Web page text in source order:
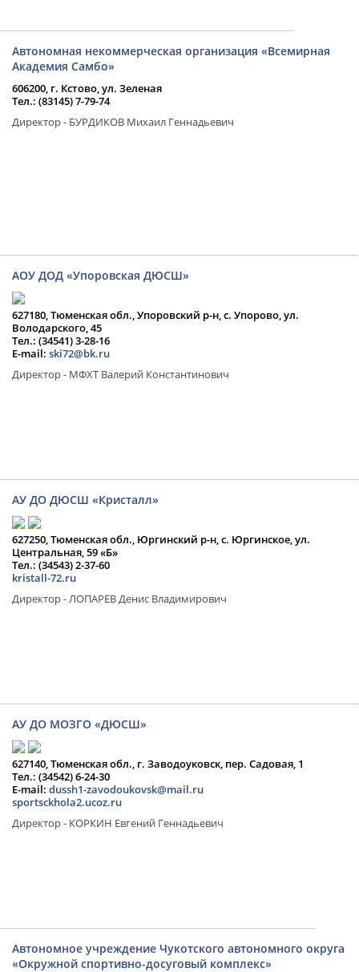
Автономная некоммерческая организация «Всемирная
Академия Самбо»
606200, г. Кстово, ул. Зеленая
Тел.: (83145) 7-79-74
Директор - БУРДИКОВ Михаил Геннадьевич
АОУ ДОД «Упоровская ДЮСШ»
627180, Тюменская обл., Упоровский р-н, с. Упорово, ул.
Володарского, 45
Тел.: (34541) 3-28-16
E-mail: ski72@bk.ru
Директор - МФХТ Валерий Константинович
АУ ДО ДЮСШ «Кристалл»
627250, Тюменская обл., Юргинский р-н, с. Юргинское, ул.
Центральная, 59 «Б»
Тел.: (34543) 2-37-60
kristall-72.ru
Директор - ЛОПАРЕВ Денис Владимирович
АУ ДО МОЗГО «ДЮСШ»
627140, Тюменская обл., г. Заводоуковск, пер. Садовая, 1
Тел.: (34542) 6-24-30
​E-mail: dussh1-zavodoukovsk@mail.ru
sportsckhola2.ucoz.ru
Директор - КОРКИН Евгений Геннадьевич
Автономное учреждение Чукотского автономного округа
«Окружной спортивно-досуговый комплекс»